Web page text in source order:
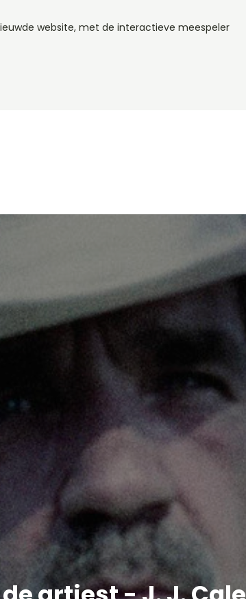
website, met de interactieve meespeler